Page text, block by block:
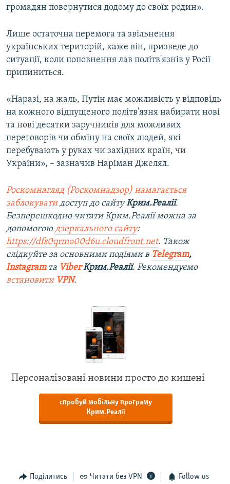
громадян повернутися додому до своїх родин».
Лише остаточна перемога та звільнення
українських територій, каже він, призведе до
ситуації, коли поповнення лав політв'язнів у Росії
припиниться.
«Наразі, на жаль, Путін має можливість у відповідь
на кожного відпущеного політв'язня набирати нові
та нові десятки заручників для можливих
переговорів чи обміну на своїх людей, які
перебувають у руках чи західних країн, чи
України», – зазначив Наріман Джелял.
Роскомнагляд (Роскомнадзор) намагається
заблокуватидоступ до сайтуКрим.Реалії.
Безперешкодно читати Крим.Реалії можна за
допомогою дзеркального сайту:
https://dfs0qrmo00d6u.cloudfront.net. Також
слідкуйте за основними подіями в Telegram,
Instagramта ViberКрим.Реалії. Рекомендуємо
встановити VPN.
Персоналізовані новини просто до кишені
спробуй мобільну програму
Крим.Реалії
Поділитись Читати без VPN Follow us